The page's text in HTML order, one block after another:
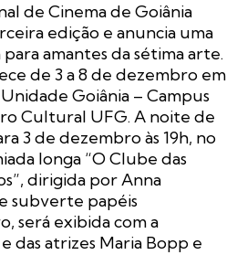
de Cinema de Goiânia
edição e anuncia uma
amantes da sétima arte.
de 3 a 8 de dezembro em
Goiânia – Campus
Cultural UFG. A noite de
3 de dezembro às 19h, no
longa “O Clube das
dirigida por Anna
subverte papéis
será exibida com a
das atrizes Maria Bopp e